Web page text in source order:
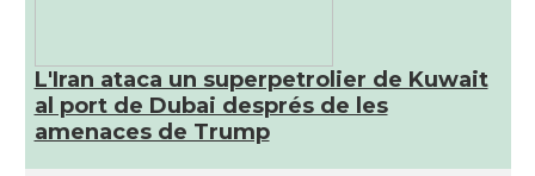
L'Iran ataca un superpetrolier de Kuwait
al port de Dubai després de les
amenaces de Trump